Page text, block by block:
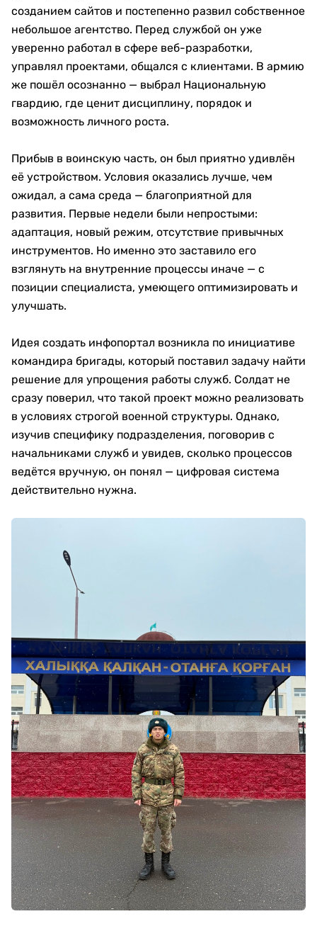
созданием сайтов и постепенно развил собственное
небольшое агентство. Перед службой он уже
уверенно работал в сфере веб-разработки,
управлял проектами, общался с клиентами. В армию
же пошёл осознанно — выбрал Национальную
гвардию, где ценит дисциплину, порядок и
возможность личного роста.
Прибыв в воинскую часть, он был приятно удивлён
её устройством. Условия оказались лучше, чем
ожидал, а сама среда — благоприятной для
развития. Первые недели были непростыми:
адаптация, новый режим, отсутствие привычных
инструментов. Но именно это заставило его
взглянуть на внутренние процессы иначе — с
позиции специалиста, умеющего оптимизировать и
улучшать.
Идея создать инфопортал возникла по инициативе
командира бригады, который поставил задачу найти
решение для упрощения работы служб. Солдат не
сразу поверил, что такой проект можно реализовать
в условиях строгой военной структуры. Однако,
изучив специфику подразделения, поговорив с
начальниками служб и увидев, сколько процессов
ведётся вручную, он понял — цифровая система
действительно нужна.